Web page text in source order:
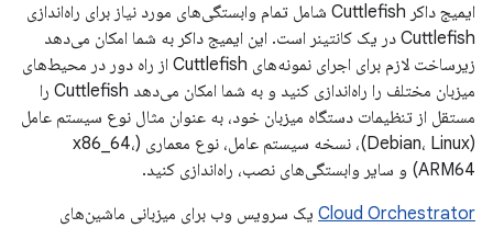
ایمیج داکر Cuttlefish شامل تمام وابستگی‌های مورد نیاز برای راه‌اندازی
Cuttlefish در یک کانتینر است. این ایمیج داکر به شما امکان می‌دهد
زیرساخت لازم برای اجرای نمونه‌های Cuttlefish از راه دور در محیط‌های
میزبان مختلف را راه‌اندازی کنید و به شما امکان می‌دهد Cuttlefish را
مستقل از تنظیمات دستگاه میزبان خود، به عنوان مثال نوع سیستم عامل
(Debian، Linux)، نسخه سیستم عامل، نوع معماری (x86_64،
ARM64) و سایر وابستگی‌های نصب، راه‌اندازی کنید.
Cloud Orchestrator یک سرویس وب برای میزبانی ماشین‌های